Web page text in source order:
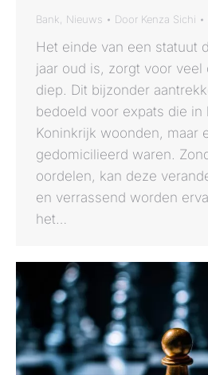
Bank, Nieuws Door Kenza Sichi
Het einde van een statuut
jaar oud is, zorgt voor
diep. Dit bijzonder
bedoeld voor expats die in
Koninkrijk woonden, maar
gedomicilieerd waren.
oordelen, kan deze
en verrassend worden
het…